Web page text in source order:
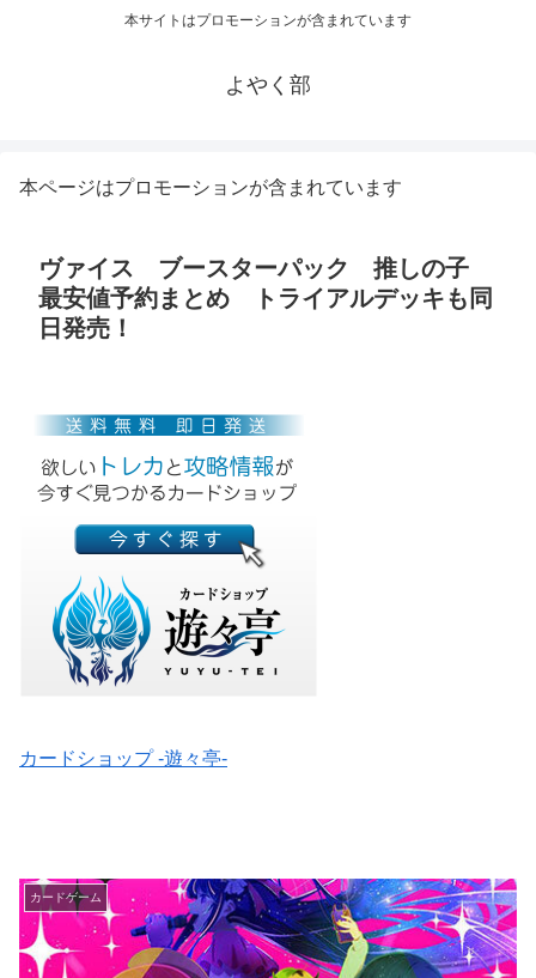
本サイトはプロモーションが含まれています
よやく部
本ページはプロモーションが含まれています
ヴァイス ブースターパック 推しの子
最安値予約まとめ トライアルデッキも同
日発売！
カードショップ -遊々亭-
カードゲーム